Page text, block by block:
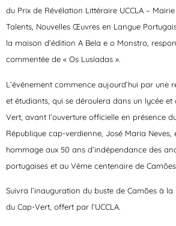
du Prix de Révélation Littéraire UCCLA –
Talents, Nouvelles Œuvres en Langue
la maison d’édition A Bela e o Monstro,
commentée de « Os Lusíadas ».
L’événement commence aujourd’hui par une
et étudiants, qui se déroulera dans un lycée et
Vert, avant l’ouverture officielle en présence
République cap-verdienne, José Maria Neves,
hommage aux 50 ans d’indépendance des
portugaises et au Vème centenaire de
Suivra l’inauguration du buste de Camões à
du Cap-Vert, offert par l’UCCLA.